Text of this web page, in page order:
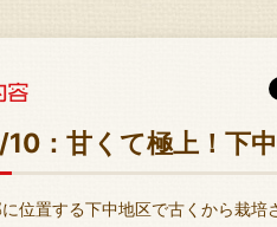
：甘くて極上！下
位置する下中地区で古くから栽培